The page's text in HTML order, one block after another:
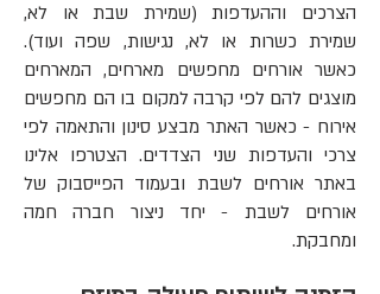
הצרכים וההעדפות (שמירת שבת או לא,
שמירת כשרות או לא, נגישות, שפה ועוד).
כאשר אורחים מחפשים מארחים, המארחים
מוצגים להם לפי קרבה למקום בו הם מחפשים
אירוח - כאשר האתר מבצע סינון והתאמה לפי
צרכי והעדפות שני הצדדים. הצטרפו אלינו
באתר אורחים לשבת ובעמוד הפייסבוק של
אורחים לשבת - יחד ניצור חברה חמה
ומחבקת.